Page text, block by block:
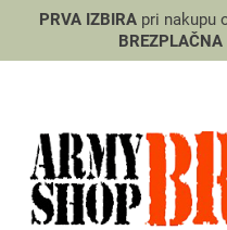
PRVA IZBIRApri nakupu